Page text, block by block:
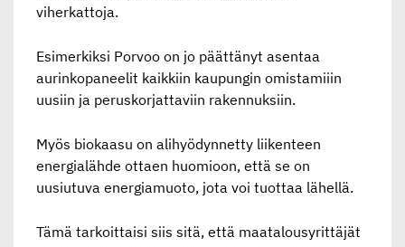
viherkattoja.
Esimerkiksi Porvoo on jo päättänyt asentaa
aurinkopaneelit kaikkiin kaupungin omistamiiin
uusiin ja peruskorjattaviin rakennuksiin.
Myös biokaasu on alihyödynnetty liikenteen
energialähde ottaen huomioon, että se on
uusiutuva energiamuoto, jota voi tuottaa lähellä.
Tämä tarkoittaisi siis sitä, että maatalousyrittäjät